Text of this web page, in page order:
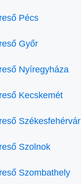
Pécs
Győr
Nyíregyháza
Kecskemét
Székesfehérvár
Szolnok
Szombathely